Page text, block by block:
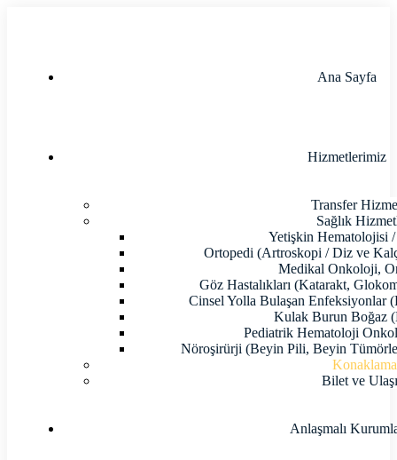
Ana Sayfa
Hizmetlerimiz
Transfer
Sağlık
Yetişkin Hematolojisi
Ortopedi (Artroskopi / Diz ve
Medikal Onkoloji,
Göz Hastalıkları (Katarakt,
Cinsel Yolla Bulaşan
Kulak Burun Boğaz
Pediatrik Hematoloji
Nöroşirürji (Beyin Pili, Beyin
Konaklama
Bilet ve
Anlaşmalı